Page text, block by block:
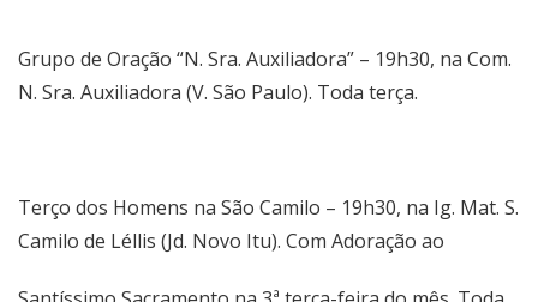
Grupo de Oração “N. Sra. Auxiliadora” – 19h30, na Com.
N. Sra. Auxiliadora (V. São Paulo). Toda terça.
Terço dos Homens na São Camilo – 19h30, na Ig. Mat. S.
Camilo de Léllis (Jd. Novo Itu). Com Adoração ao